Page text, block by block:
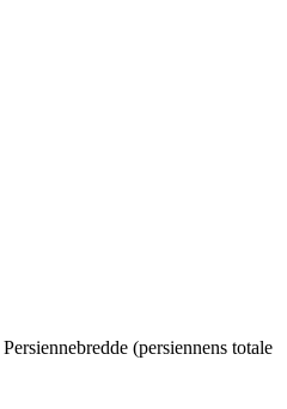
Persiennebredde (persiennens totale